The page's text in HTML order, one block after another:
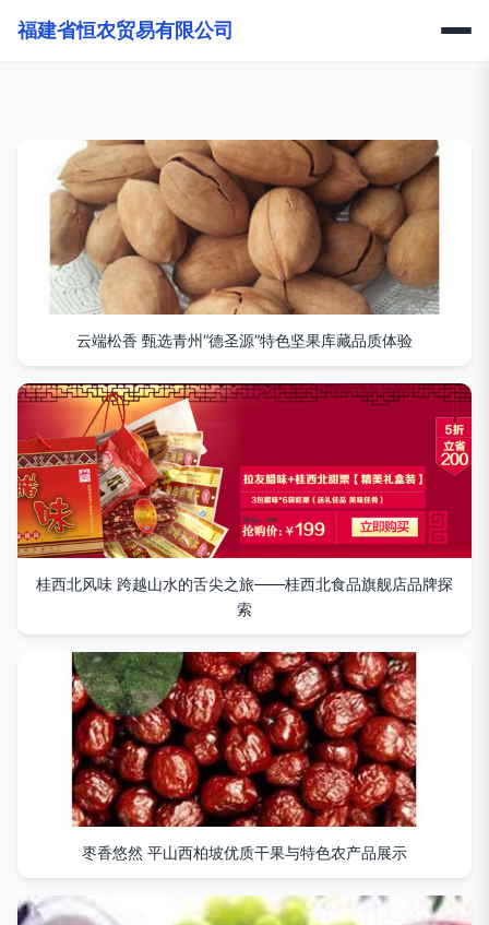
福建省恒农贸易有限公司
云端松香 甄选青州“德圣源”特色坚果库藏品质体验
桂西北风味 跨越山水的舌尖之旅——桂西北食品旗舰店品牌探
索
枣香悠然 平山西柏坡优质干果与特色农产品展示